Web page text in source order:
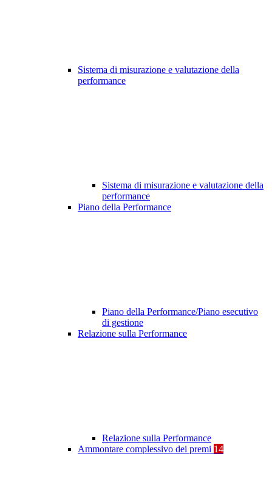
Sistema di misurazione e valutazione della
performance
Sistema di misurazione e valutazione della
performance
Piano della Performance
Piano della Performance/Piano esecutivo
di gestione
Relazione sulla Performance
Relazione sulla Performance
Ammontare complessivo dei premi 14